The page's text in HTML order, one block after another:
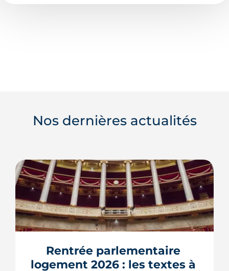
Nos dernières actualités
Rentrée parlementaire
logement 2026 : les textes à